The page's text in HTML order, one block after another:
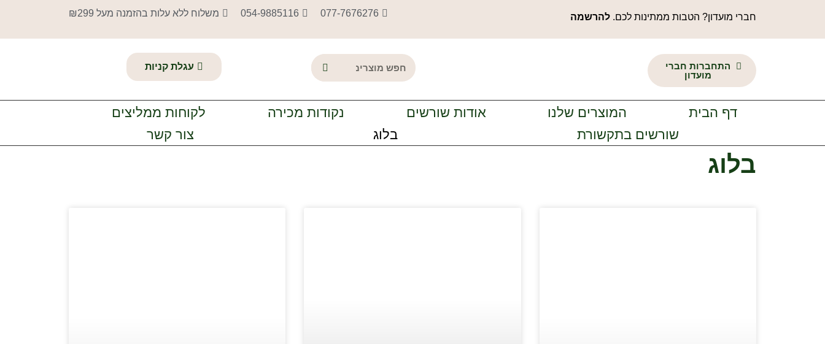
חברי מועדון? הטבות ממתינות לכם. להרשמה 077-7676276
054-9885116 משלוח ללא עלות בהזמנה מעל ₪299
התחברות חברי
מועדון
עגלת קניות
דף הבית המוצרים שלנו אודות שורשים נקודות מכירה
לקוחות ממליצים
שורשים בתקשורת
בלוג צור קשר
בלוג